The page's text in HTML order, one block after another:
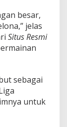
besar,
jelas
Situs Resmi
sebagai
untuk